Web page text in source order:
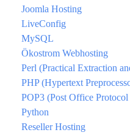
Joomla Hosting
LiveConfig
MySQL
Ökostrom Webhosting
Perl (Practical Extraction
PHP (Hypertext
POP3 (Post Office Protocol
Python
Reseller Hosting